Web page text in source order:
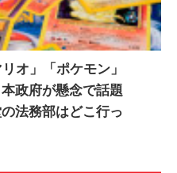
オ」「ポケモン」
政府が懸念で話題
法務部はどこ行っ